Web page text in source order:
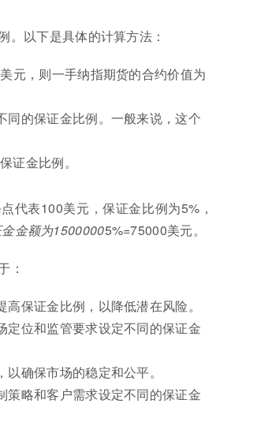
。以下是具体的计算方法：
元，则一手纳指期货的合约价值为
同的保证金比例。一般来说，这个
证金比例。
代表100美元，保证金比例为5%，
金额为15000005%=75000美元。
：
保证金比例，以降低潜在风险。
定位和监管要求设定不同的保证金
确保市场的稳定和公平。
策略和客户需求设定不同的保证金